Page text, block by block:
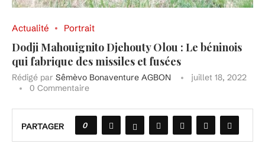
Actualité Portrait
Dodji Mahouignito Djehouty Olou : Le béninois
qui fabrique des missiles et fusées
Rédigé par Sêmèvo Bonaventure AGBON
juillet 18, 2022
0 Commentaire
PARTAGER 0